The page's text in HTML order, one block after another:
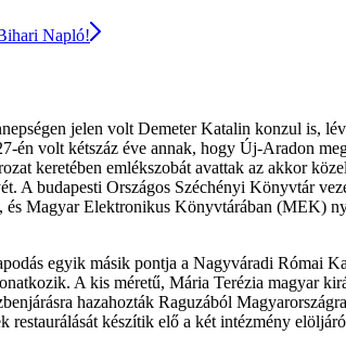
Napló!
jelen volt Demeter Katalin konzul is,
én volt kétszáz éve annak, hogy Új-Aradon
keretében emlékszobát avattak az akkor
A budapesti Országos Széchényi Könyvtár
Magyar Elektronikus Könyvtárában (MEK)
egyik másik pontja a Nagyváradi Római
A kis méretű, Mária Terézia magyar
hazahozták Raguzából
készítik elő a két intézmény